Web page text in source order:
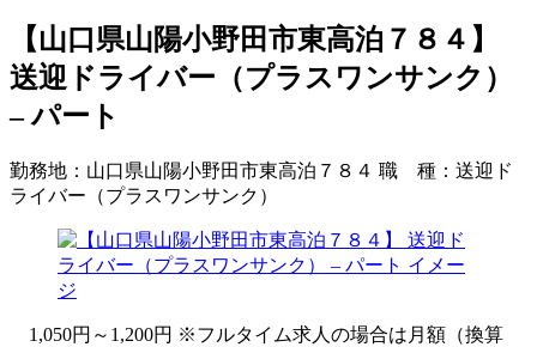
【山口県山陽小野田市東高泊７８４】
送迎ドライバー（プラスワンサンク）
– パート
勤務地： 山口県山陽小野田市東高泊７８４ 職 種： 送迎ド
ライバー（プラスワンサンク）
1,050円～1,200円 ※フルタイム求人の場合は月額（換算